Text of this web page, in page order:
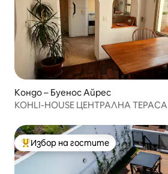
Кондо – Буенос Айрес
KOHLI-HOUSE ЦЕНТРАЛНА ТЕРАСА
Най-популярен избор на гостите
Избор на гостите